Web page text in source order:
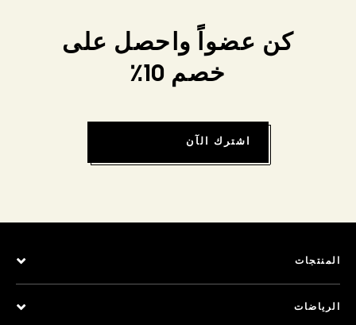
كن عضواً واحصل على
خصم 10٪
اشترك الآن
المنتجات
الرياضات